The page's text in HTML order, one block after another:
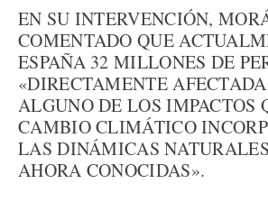
EN SU INTERVENCIÓN,
COMENTADO QUE
ESPAÑA 32 MILLONES DE
«DIRECTAMENTE
ALGUNO DE LOS IMPACTOS
CAMBIO CLIMÁTICO
LAS DINÁMICAS
AHORA CONOCIDAS».